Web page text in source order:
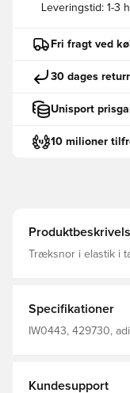
Leveringstid: 1-3
Fri fragt ved
30 dages
Unisport
10 milioner
Træksnor i elastik i
Specifikationer
IW0443, 429730,
Kundesupport